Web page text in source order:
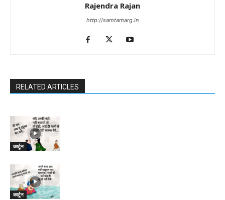
Rajendra Rajan
http://samtamarg.in
RELATED ARTICLES
कार्टून
कार्टून